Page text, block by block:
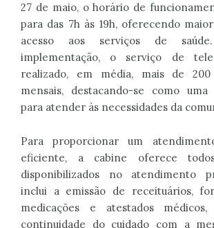
27 de maio, o horário de
para das 7h às 19h, oferecendo
acesso aos serviços de
implementação, o serviço de
realizado, em média, mais de 200
mensais, destacando-se como uma
para atender às necessidades da
Para proporcionar um
eficiente, a cabine oferece
disponibilizados no atendimento
inclui a emissão de receituários,
medicações e atestados
continuidade do cuidado com a